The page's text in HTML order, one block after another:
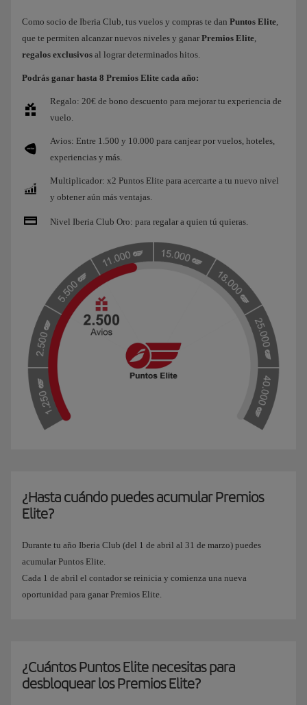
Como socio de Iberia Club, tus vuelos y compras te dan Puntos Elite,
que te permiten alcanzar nuevos niveles y ganar Premios Elite,
regalos exclusivos al lograr determinados hitos.
Podrás ganar hasta 8 Premios Elite cada año:
Regalo: 20€ de bono descuento para mejorar tu experiencia de
vuelo.
Avios: Entre 1.500 y 10.000 para canjear por vuelos, hoteles,
experiencias y más.
Multiplicador: x2 Puntos Elite para acercarte a tu nuevo nivel
y obtener aún más ventajas.
Nivel Iberia Club Oro: para regalar a quien tú quieras.
¿Hasta cuándo puedes acumular Premios
Elite?
Durante tu año Iberia Club (del 1 de abril al 31 de marzo) puedes
acumular Puntos Elite.
Cada 1 de abril el contador se reinicia y comienza una nueva
oportunidad para ganar Premios Elite.
¿Cuántos Puntos Elite necesitas para
desbloquear los Premios Elite?